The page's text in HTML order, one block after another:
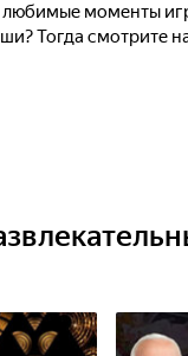
любимые моменты
Тогда смотрите